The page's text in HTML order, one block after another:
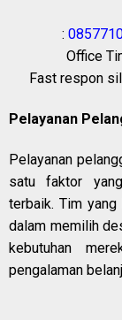
:
Office
Fast respon
Pelayanan
Pelayanan
satu faktor
terbaik. Tim yang
dalam memilih
kebutuhan
pengalaman